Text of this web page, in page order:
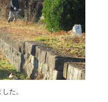
た。